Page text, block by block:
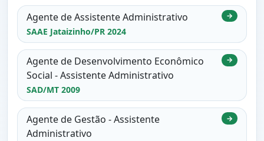
Agente de Assistente Administrativo
SAAE Jataizinho/PR 2024
→
Agente de Desenvolvimento Econômico
Social - Assistente Administrativo
SAD/MT 2009
→
Agente de Gestão - Assistente
Administrativo
→